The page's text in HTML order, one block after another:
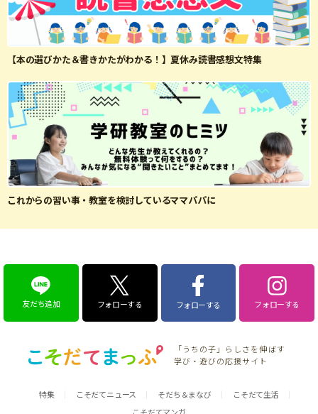
【本の選びかた＆書きかたがわかる！】夏休み読書感想文特集
これからの習い事・教室を検討しているママパパに
友だち追加 フォローする フォローする フォローする
「うちの子」らしさを伸ばす
学び・遊びの応援サイト
特集 こそだてニュース そだち＆まなび
こそだて生活